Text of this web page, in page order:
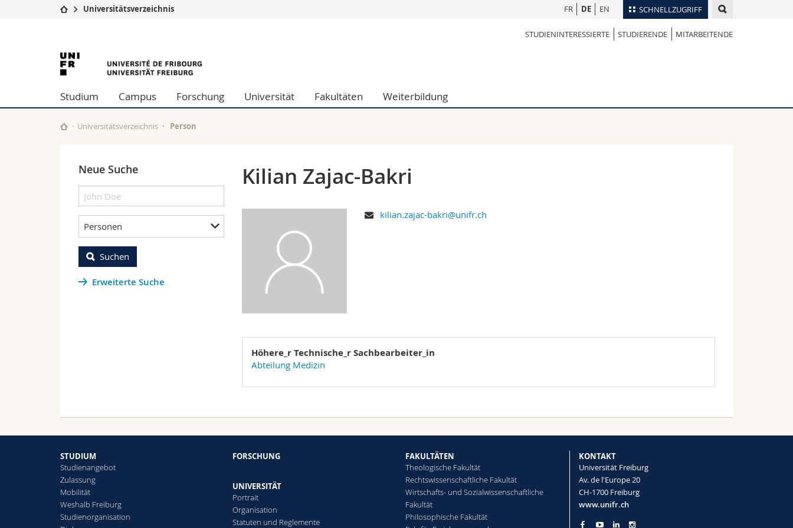
SCHNELLZUGRIFF
Studium
Campus
Universität
Weiterbildung
Theologische Fak.
Philosophische Fak.
Fak. für Erziehungs- und Bildungswissenschaften
Mitarbeitende
Personenverzeichnis
Vorlesungsverzeichnis
FR DE EN
Universitätsverzeichnis
STUDIENINTERESSIERTE STUDIERENDE MITARBEITENDE
University
of
Fribourg
Studium Campus Forschung Universität Fakultäten Weiterbildung
Universitätsverzeichnis Person
Neue Suche
Personen
Suchen
Erweiterte Suche
Kilian Zajac-Bakri
kilian.zajac-bakri@unifr.ch
Höhere_r Technische_r Sachbearbeiter_in
Abteilung Medizin
STUDIUM
Studienangebot
Zulassung
Mobilität
Weshalb Freiburg
Studienorganisation
FORSCHUNG
UNIVERSITÄT
Portrait
Organisation
Statuten und Reglemente
FAKULTÄTEN
Theologische Fakultät
Rechtswissenschaftliche Fakultät
Wirtschafts- und Sozialwissenschaftliche
Fakultät
Philosophische Fakultät
KONTAKT
Universität Freiburg
Av. de l'Europe 20
CH-1700 Freiburg
www.unifr.ch